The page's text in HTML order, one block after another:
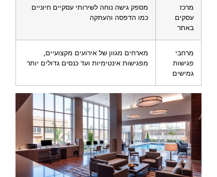
מרכז
עסקים
באתר
מספק גישה נוחה לשירותי עסקיים חיוניים
כמו הדפסה והעתקה
מרחבי
פגישות
גמישים
מארחים מגוון של אירועים מקצועיים,
מפגישות אינטימיות ועד כנסים גדולים יותר